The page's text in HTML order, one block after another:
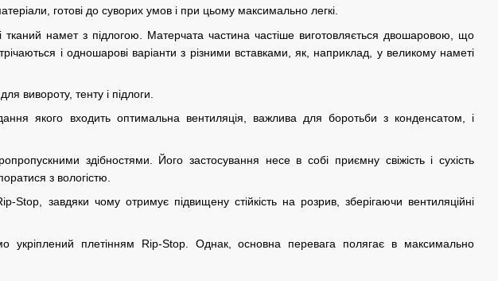
готові до суворих умов і при цьому максимально легкі.
тканий намет з підлогою. Матерчата частина частіше виготовляється двошаровою, що
і одношарові варіанти з різними вставками, як, наприклад, у великому наметі
вивороту, тенту і підлоги.
якого входить оптимальна вентиляція, важлива для боротьби з конденсатом, і
здібностями. Його застосування несе в собі приємну свіжість і сухість
з вологістю.
завдяки чому отримує підвищену стійкість на розрив, зберігаючи вентиляційні
укріплений плетінням Rip-Stop. Однак, основна перевага полягає в максимально